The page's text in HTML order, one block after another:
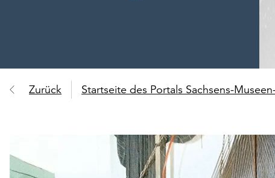
Zurück Startseite des Portals Sachsens-